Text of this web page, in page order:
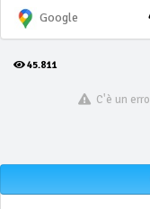
Google
45.811
C'è un